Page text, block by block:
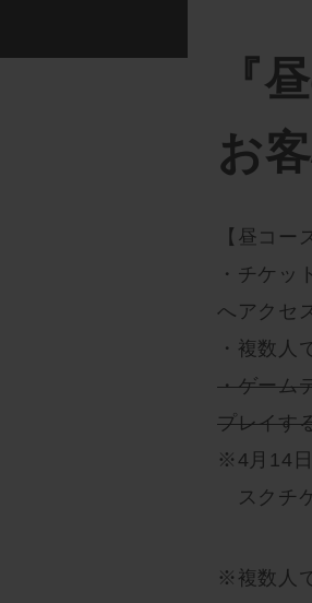
『
お
【昼コー
・チケッ
へアクセ
・複数人
・ゲーム
プレイす
※4月14
スクチ
※複数人